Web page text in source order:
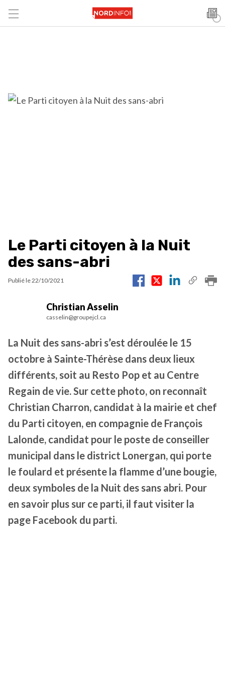
Le Parti citoyen à la Nuit
des sans-abri
Publié le22/10/2021
Christian Asselin
casselin@groupejcl.ca
La Nuit des sans-abri s’est déroulée le 15
octobre à Sainte-Thérèse dans deux lieux
différents, soit au Resto Pop et au Centre
Regain de vie. Sur cette photo, on reconnaît
Christian Charron, candidat à la mairie et chef
du Parti citoyen, en compagnie de François
Lalonde, candidat pour le poste de conseiller
municipal dans le district Lonergan, qui porte
le foulard et présente la flamme d’une bougie,
deux symboles de la Nuit des sans abri. Pour
en savoir plus sur ce parti, il faut visiter la
page Facebook du parti.